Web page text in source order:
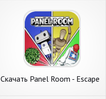
на Андроид
Скачать Panel Room - Escape